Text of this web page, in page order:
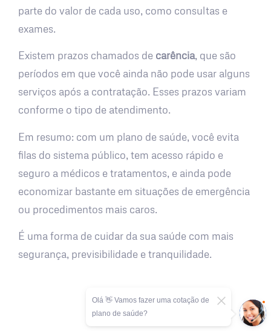
parte do valor de cada uso, como consultas e
exames.
Existem prazos chamados de carência, que são
períodos em que você ainda não pode usar alguns
serviços após a contratação. Esses prazos variam
conforme o tipo de atendimento.
Em resumo: com um plano de saúde, você evita
filas do sistema público, tem acesso rápido e
seguro a médicos e tratamentos, e ainda pode
economizar bastante em situações de emergência
ou procedimentos mais caros.
É uma forma de cuidar da sua saúde com mais
segurança, previsibilidade e tranquilidade.
Olá 👋 Vamos fazer uma cotação de
plano de saúde?